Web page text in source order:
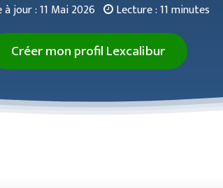
à jour :11 Mai 2026 Lecture :11 minutes
Créer mon profil Lexcalibur